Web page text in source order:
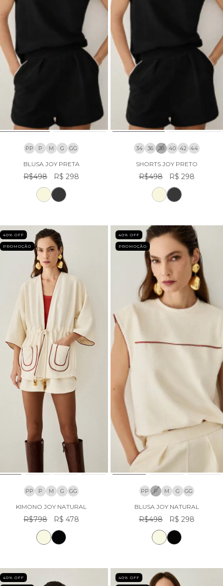
PP P M G GG
BLUSA JOY PRETA
R$498 R$ 298
34 36 38 40 42 44
SHORTS JOY PRETO
R$498 R$ 298
40% OFF
PROMOÇÃO
PP P M G GG
KIMONO JOY NATURAL
R$798 R$ 478
40% OFF
PROMOÇÃO
PP P M G GG
BLUSA JOY NATURAL
R$498 R$ 298
40% OFF 40% OFF